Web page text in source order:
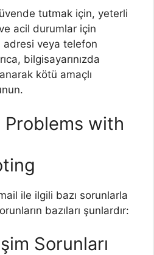
tutmak için, yeterli
acil durumlar için
veya telefon
bilgisayarınızda
kötü amaçlı
Problems with
ile ilgili bazı sorunlarla
bazıları şunlardır:
Sorunları